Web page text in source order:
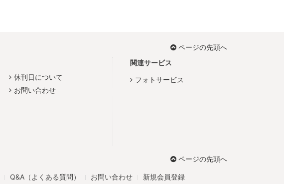
ページの先頭へ
休刊日について
お問い合わせ
関連サービス
フォトサービス
ページの先頭へ
Q&A（よくある質問） お問い合わせ 新規会員登録